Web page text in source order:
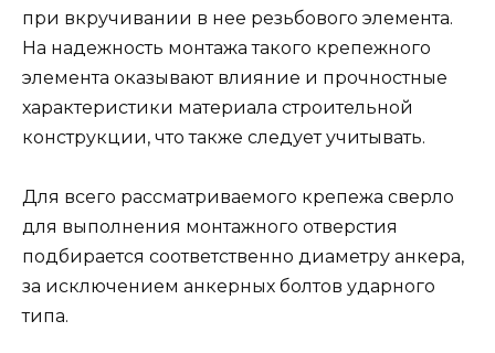
при вкручивании в нее резьбового элемента.
На надежность монтажа такого крепежного
элемента оказывают влияние и прочностные
характеристики материала строительной
конструкции, что также следует учитывать.
Для всего рассматриваемого крепежа сверло
для выполнения монтажного отверстия
подбирается соответственно диаметру анкера,
за исключением анкерных болтов ударного
типа.